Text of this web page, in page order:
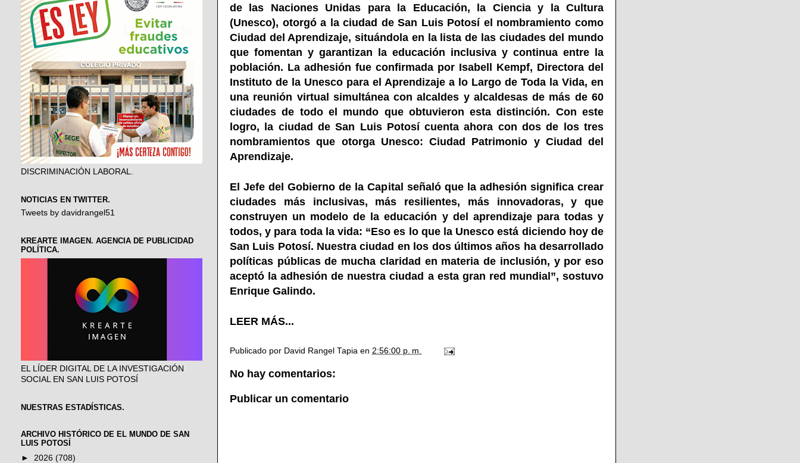
de las Naciones Unidas para la Educación, la Ciencia y la Cultura
(Unesco), otorgó a la ciudad de San Luis Potosí el nombramiento como
Ciudad del Aprendizaje, situándola en la lista de las ciudades del mundo
que fomentan y garantizan la educación inclusiva y continua entre la
población. La adhesión fue confirmada por Isabell Kempf, Directora del
Instituto de la Unesco para el Aprendizaje a lo Largo de Toda la Vida, en
una reunión virtual simultánea con alcaldes y alcaldesas de más de 60
ciudades de todo el mundo que obtuvieron esta distinción. Con este
logro, la ciudad de San Luis Potosí cuenta ahora con dos de los tres
nombramientos que otorga Unesco: Ciudad Patrimonio y Ciudad del
Aprendizaje.
El Jefe del Gobierno de la Capital señaló que la adhesión significa crear
ciudades más inclusivas, más resilientes, más innovadoras, y que
construyen un modelo de la educación y del aprendizaje para todas y
todos, y para toda la vida: “Eso es lo que la Unesco está diciendo hoy de
San Luis Potosí. Nuestra ciudad en los dos últimos años ha desarrollado
políticas públicas de mucha claridad en materia de inclusión, y por eso
aceptó la adhesión de nuestra ciudad a esta gran red mundial”, sostuvo
Enrique Galindo.
LEER MÁS...
Publicado por David Rangel Tapia en 2:56:00 p. m.
No hay comentarios:
Publicar un comentario
DISCRIMINACIÓN LABORAL.
NOTICIAS EN TWITTER.
Tweets by davidrangel51
KREARTE IMAGEN. AGENCIA DE PUBLICIDAD
POLÍTICA.
EL LÍDER DIGITAL DE LA INVESTIGACIÓN
SOCIAL EN SAN LUIS POTOSÍ
NUESTRAS ESTADÍSTICAS.
ARCHIVO HISTÓRICO DE EL MUNDO DE SAN
LUIS POTOSÍ
► 2026 (708)